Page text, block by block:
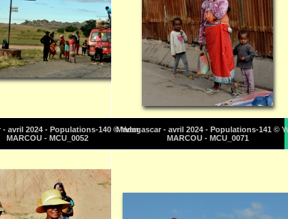
- avril 2024 - Populations-140 © Yvan
MARCOU - MCU_0052
Madagascar - avril 2024 - Populations-141 ©
MARCOU - MCU_0071